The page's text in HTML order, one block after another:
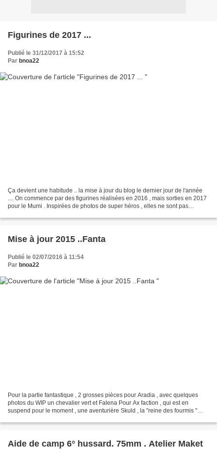
Figurines de 2017 ...
Publié le 31/12/2017 à 15:52
Par bnoa22
Ça devient une habitude .. la mise à jour du blog le dernier jour de l'année
.... On commence par des figurines réalisées en 2016 , mais sorties en 2017
pour le Mumi . Inspirées de photos de super héros , elles ne sont pas
Mise à jour 2015 ..Fanta
Publié le 02/07/2016 à 11:54
Par bnoa22
Pour la partie fantastique , 2 grosses pièces pour Aradia , avec quelques
photos du WIP un chevalier vert et Falena Pour Ax faction , qui est en
suspend pour le moment , une aventurière Skuld , la "reine des fourmis "
Aide de camp 6° hussard. 75mm . Atelier Maket